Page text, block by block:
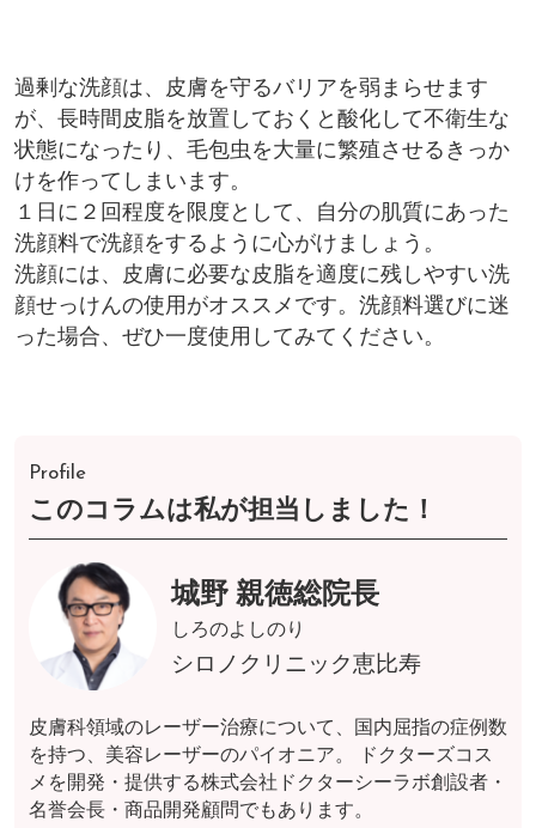
過剰な洗顔は、皮膚を守るバリアを弱まらせます
が、長時間皮脂を放置しておくと酸化して不衛生な
状態になったり、毛包虫を大量に繁殖させるきっか
けを作ってしまいます。
１日に２回程度を限度として、自分の肌質にあった
洗顔料で洗顔をするように心がけましょう。
洗顔には、皮膚に必要な皮脂を適度に残しやすい洗
顔せっけんの使用がオススメです。洗顔料選びに迷
った場合、ぜひ一度使用してみてください。
Profile
このコラムは私が担当しました！
城野 親徳総院長
しろのよしのり
シロノクリニック恵比寿
皮膚科領域のレーザー治療について、国内屈指の症例数
を持つ、美容レーザーのパイオニア。 ドクターズコス
メを開発・提供する株式会社ドクターシーラボ創設者・
名誉会長・商品開発顧問でもあります。